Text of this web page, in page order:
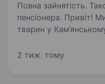
Повна зайнятість.
пенсіонера. Привіт! Ми — Притулок для
тварин у
надію. Якщо ти
2 тиж. тому